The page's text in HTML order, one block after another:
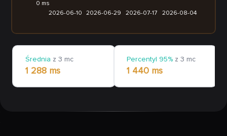
2026-06-10 2026-06-29 2026-07-17 2026-08-04
0 ms
Średnia z 3 mc
1 288 ms
Percentyl 95% z 3 mc
1 440 ms